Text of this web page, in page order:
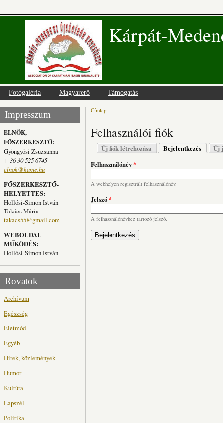
Kárpát-
Fotógaléria Magyarerő Támogatás
Impresszum
ELNÖK,
FŐSZERKESZTŐ:
Gyöngyösi Zsuzsanna
+ 36 30 525 6745
elnok@kame.hu
FŐSZERKESZTŐ-
HELYETTES:
Hollósi-Simon István
Takács Mária
takacs55@gmail.com
WEBOLDAL
MŰKÖDÉS:
Hollósi-Simon István
Rovatok
Archívum
Egészség
Életmód
Egyéb
Hírek, közlemények
Humor
Kultúra
Lapszél
Politika
Jelenlegi hely
Címlap
Felhasználói fiók
Elsődleges fülek
Új fiók létrehozása Bejelentkezés (aktív
Új
Felhasználónév*
A webhelyen regisztrált felhasználónév.
Jelszó*
A felhasználónévhez tartozó jelszó.